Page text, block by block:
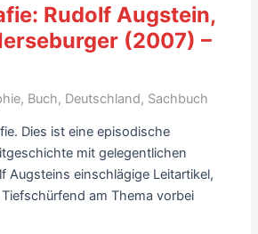
Rudolf Augstein,
(2007) –
, Buch, Deutschland, Sachbuch
Dies ist eine episodische
mit gelegentlichen
Augsteins einschlägige Leitartikel,
am Thema vorbei